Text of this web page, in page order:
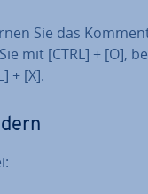
Sie das
mit [CTRL] + [O],
+ [X].